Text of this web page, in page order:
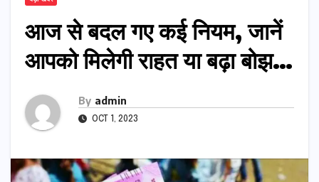
आज से बदल गए कई नियम, जानें
आपको मिलेगी राहत या बढ़ा बोझ…
By admin
OCT 1, 2023